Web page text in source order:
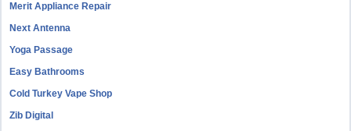
Merit Appliance Repair
Next Antenna
Yoga Passage
Easy Bathrooms
Cold Turkey Vape Shop
Zib Digital